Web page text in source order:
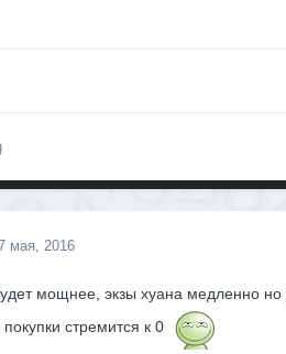
мая, 2016
мощнее, экзы хуана медленно
стремится к 0